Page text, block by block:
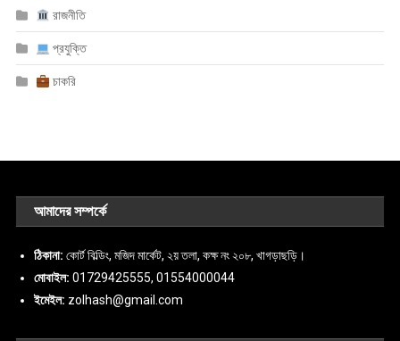
রাজনীতি
প্রযুক্তি
চাকরি
আমাদের সম্পর্কে
ঠিকানা: কোর্ট বিল্ডিং, মজিদ মার্কেট, ২য় তলা, কক্ষ নং ২০৮, খাগড়াছড়ি।
মোবাইল: 01729425555, 01554000044
ইমেইল: zolhash@gmail.com